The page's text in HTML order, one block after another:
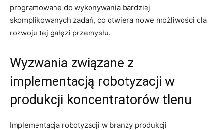
programowane ⁤do wykonywania bardziej
⁤skomplikowanych ‌zadań, co​ otwiera ​nowe⁣ możliwości dla
rozwoju tej gałęzi ⁤przemysłu.
Wyzwania​ związane‍ z
implementacją robotyzacji w
produkcji⁢ koncentratorów tlenu
Implementacja robotyzacji w branży produkcji